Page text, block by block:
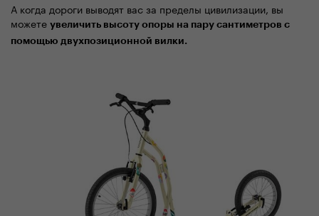
А когда дороги выводят вас за пределы цивилизации, вы
можете увеличить высоту опоры на пару сантиметров с
помощью двухпозиционной вилки.